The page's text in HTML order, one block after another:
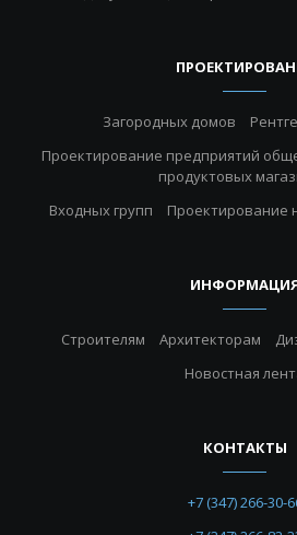
Загородных домов
Проектирование предприятий
продуктовых
Входных групп
Проектирование
Строителям Архитекторам
Новостная
КОНТАКТЫ
+7 (347) 266-30-